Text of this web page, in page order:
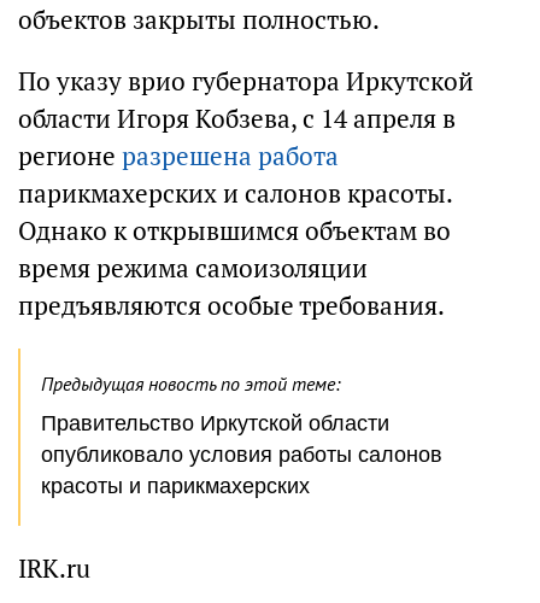
объектов закрыты полностью.
По указу врио губернатора Иркутской
области Игоря Кобзева, с 14 апреля в
регионе разрешена работа
парикмахерских и салонов красоты.
Однако к открывшимся объектам во
время режима самоизоляции
предъявляются особые требования.
Предыдущая новость по этой теме:
Правительство Иркутской области
опубликовало условия работы салонов
красоты и парикмахерских
IRK.ru